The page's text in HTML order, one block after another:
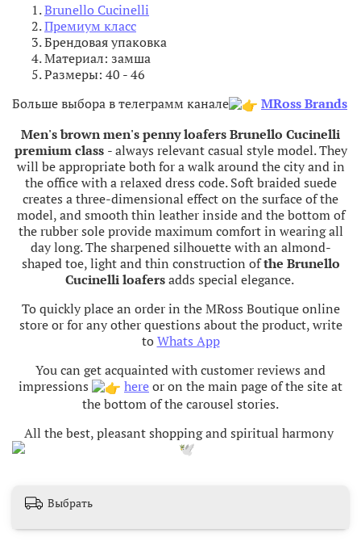
Brunello Cucinelli
Премиум класс
Брендовая упаковка
Материал: замша
Размеры: 40 - 46
Больше выбора в телеграмм канале
MRoss Brands
Men's brown men's penny loafers Brunello Cucinelli
premium class - always relevant casual style model. They
will be appropriate both for a walk around the city and in
the office with a relaxed dress code. Soft braided suede
creates a three-dimensional effect on the surface of the
model, and smooth thin leather inside and the bottom of
the rubber sole provide maximum comfort in wearing all
day long. The sharpened silhouette with an almond-
shaped toe, light and thin construction ofthe Brunello
Cucinelli loafersadds special elegance.
To quickly place an order in the MRoss Boutique online
store or for any other questions about the product, write
to Whats App
You can get acquainted with customer reviews and
impressions
hereor on the main page of the site at
the bottom of the carousel stories.
All the best, pleasant shopping and spiritual harmony
Выбрать